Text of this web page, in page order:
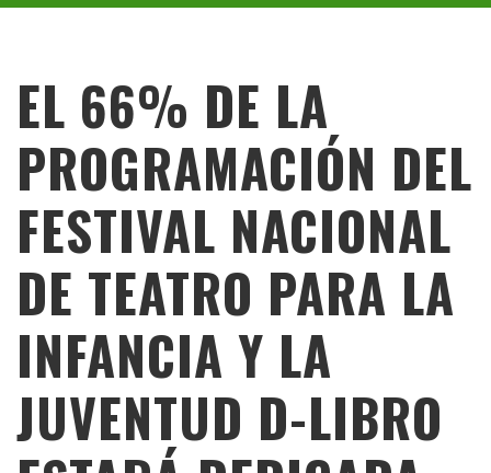
EL 66% DE LA
PROGRAMACIÓN DEL
FESTIVAL NACIONAL
DE TEATRO PARA LA
INFANCIA Y LA
JUVENTUD D-LIBRO